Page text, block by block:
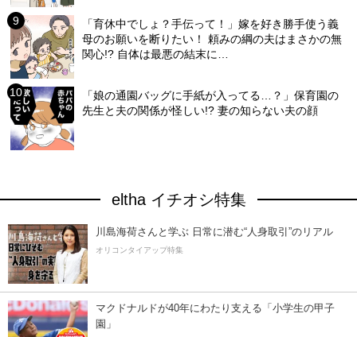
「育休中でしょ？手伝って！」嫁を好き勝手使う義
母のお願いを断りたい！ 頼みの綱の夫はまさかの無
関心!? 自体は最悪の結末に…
「娘の通園バッグに手紙が入ってる…？」保育園の
先生と夫の関係が怪しい!? 妻の知らない夫の顔
eltha イチオシ特集
川島海荷さんと学ぶ 日常に潜む“人身取引”のリアル
オリコンタイアップ特集
マクドナルドが40年にわたり支える「小学生の甲子
園」